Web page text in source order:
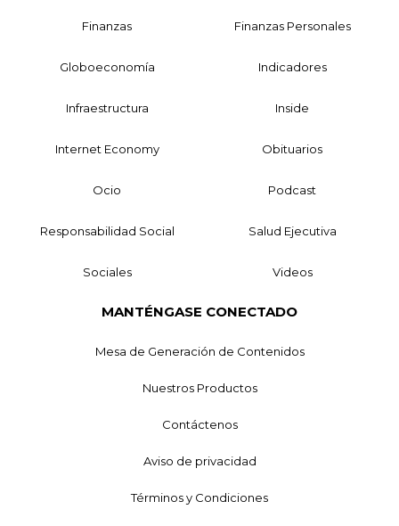
Finanzas Finanzas Personales
Globoeconomía Indicadores
Infraestructura Inside
Internet Economy Obituarios
Ocio Podcast
Responsabilidad Social Salud Ejecutiva
Sociales Videos
MANTÉNGASE CONECTADO
Mesa de Generación de Contenidos
Nuestros Productos
Contáctenos
Aviso de privacidad
Términos y Condiciones